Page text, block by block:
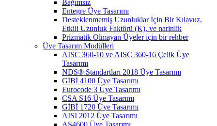
Bağımsız
Entegre Üye Tasarımı
Desteklenmemiş Uzunluklar İçin Bir Kılavuz,
Etkili Uzunluk Faktörü (K), ve narinlik
Prizmatik Olmayan Üyeler için bir rehber
Üye Tasarım Modülleri
AISC 360-10 ve AISC 360-16 Çelik Üye
Tasarımı
NDS® Standartları 2018 Üye Tasarımı
GİBİ 4100 Üye Tasarımı
Eurocode 3 Üye Tasarımı
CSA S16 Üye Tasarımı
GİBİ 1720 Üye Tasarımı
AISI 2012 Üye Tasarımı